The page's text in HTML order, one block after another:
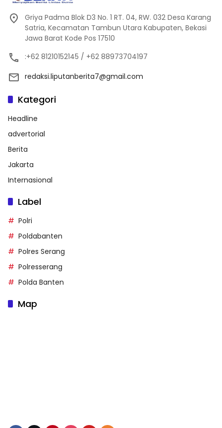
Griya Padma Blok D3 No. 1 RT. 04, RW. 032 Desa Karang
Satria, Kecamatan Tambun Utara Kabupaten, Bekasi
Jawa Barat Kode Pos 17510
:+62 81210152145 / +62 88973704197
redaksi.liputanberita7@gmail.com
Kategori
Headline
advertorial
Berita
Jakarta
Internasional
Label
Polri
Poldabanten
Polres Serang
Polresserang
Polda Banten
Map